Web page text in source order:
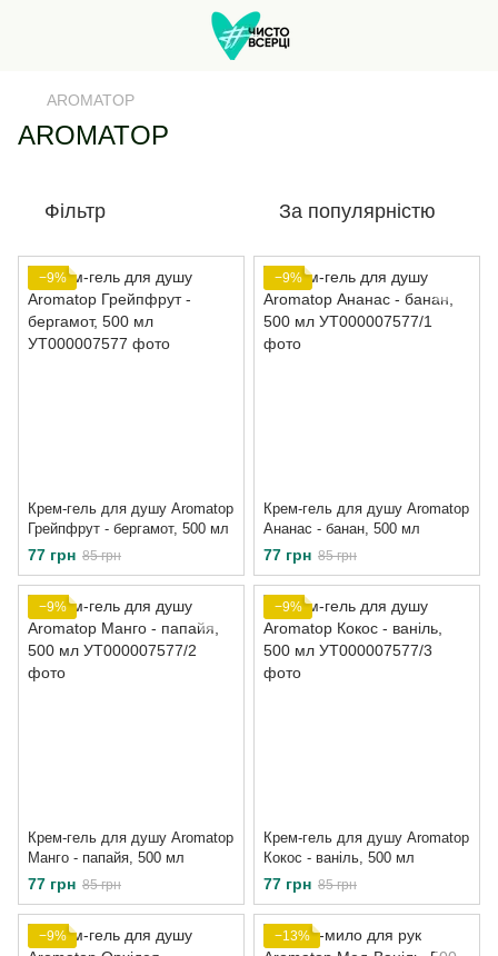
AROMATOP
AROMATOP
Фільтр За популярністю
−9%
Крем-гель для душу Aromatop
Грейпфрут - бергамот, 500 мл
77 грн 85 грн
−9%
Крем-гель для душу Aromatop
Ананас - банан, 500 мл
77 грн 85 грн
−9%
Крем-гель для душу Aromatop
Манго - папайя, 500 мл
77 грн 85 грн
−9%
Крем-гель для душу Aromatop
Кокос - ваніль, 500 мл
77 грн 85 грн
−9% −13%